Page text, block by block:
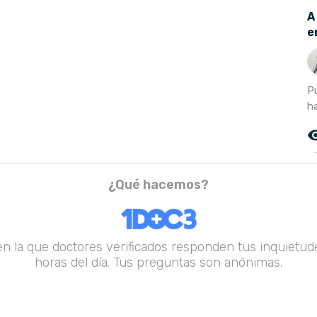
¿Qué hacemos?
la que doctores verificados responden tus
horas del día. Tus preguntas son anónimas.